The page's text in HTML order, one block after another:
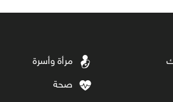
مرأة وأسرة
صحة